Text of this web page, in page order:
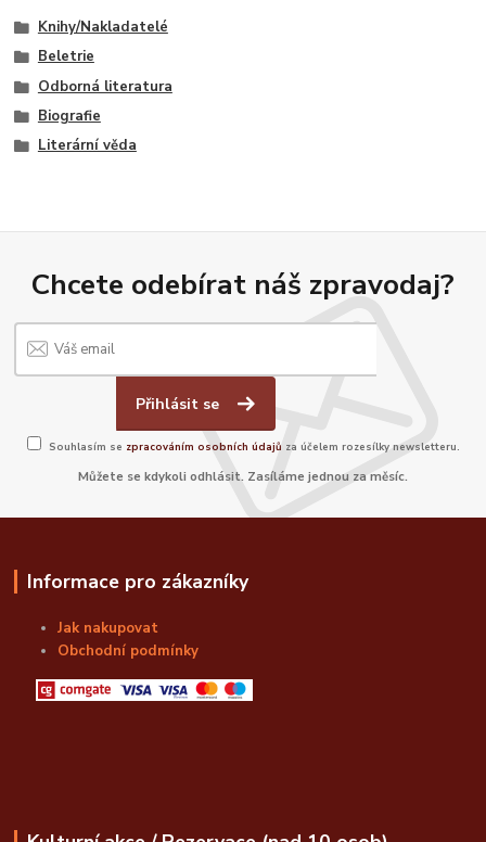
Knihy/Nakladatelé
Beletrie
Odborná literatura
Biografie
Literární věda
Chcete odebírat náš zpravodaj?
Přihlásit se
Souhlasím se zpracováním osobních údajů za účelem rozesílky newsletteru.
Můžete se kdykoli odhlásit. Zasíláme jednou za měsíc.
Informace pro zákazníky
Jak nakupovat
Obchodní podmínky